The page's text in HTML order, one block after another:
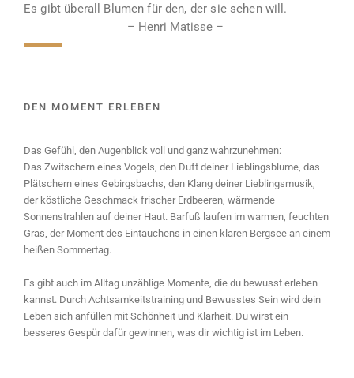
Es gibt überall Blumen für den, der sie sehen will.
– Henri Matisse​ –
DEN MOMENT ERLEBEN
Das Gefühl, den Augenblick voll und ganz wahrzunehmen:
Das Zwitschern eines Vogels, den Duft deiner Lieblingsblume, das
Plätschern eines Gebirgsbachs, den Klang deiner Lieblingsmusik,
der köstliche Geschmack frischer Erdbeeren, wärmende
Sonnenstrahlen auf deiner Haut. Barfuß laufen im warmen, feuchten
Gras, der Moment des Eintauchens in einen klaren Bergsee an einem
heißen Sommertag.
Es gibt auch im Alltag unzählige Momente, die du bewusst erleben
kannst. Durch Achtsamkeitstraining und Bewusstes Sein wird dein
Leben sich anfüllen mit Schönheit und Klarheit. Du wirst ein
besseres Gespür dafür gewinnen, was dir wichtig ist im Leben.